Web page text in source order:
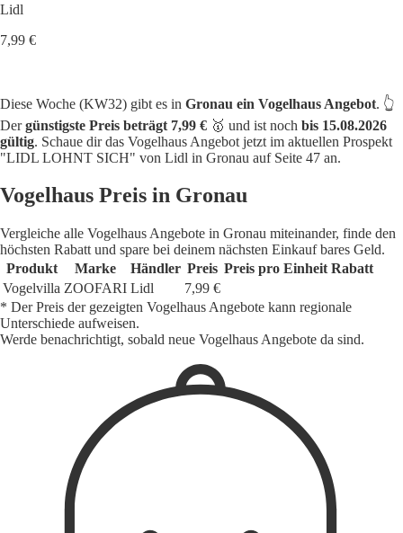
Lidl
7,99 €
Diese Woche (KW32) gibt es in Gronau ein Vogelhaus Angebot. 👆
Dergünstigste Preis beträgt 7,99 € 🥇 und ist noch bis 15.08.2026
gültig. Schaue dir das Vogelhaus Angebot jetzt im aktuellen Prospekt
"LIDL LOHNT SICH" von Lidl in Gronau auf Seite 47 an.
Vogelhaus Preis in Gronau
Vergleiche alle Vogelhaus Angebote in Gronau miteinander, finde den
höchsten Rabatt und spare bei deinem nächsten Einkauf bares Geld.
Produkt
Marke Händler Preis Preis pro Einheit Rabatt
Vogelvilla ZOOFARI Lidl
7,99 €
* Der Preis der gezeigten Vogelhaus Angebote kann regionale
Unterschiede aufweisen.
Werde benachrichtigt, sobald neue Vogelhaus Angebote da sind.